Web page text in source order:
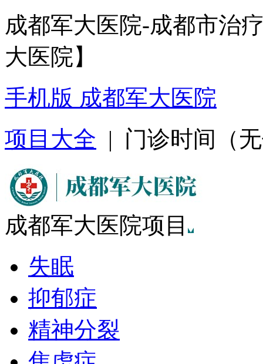
成都军大医院-成都市治
大医院】
手机版 成都军大医院
项目大全 | 门诊时间（
成都军大医院项目
失眠
抑郁症
精神分裂